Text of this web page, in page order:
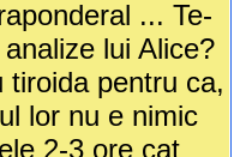
... Te-
lui Alice?
tiroida pentru ca,
lor nu e nimic
2-3 ore cat